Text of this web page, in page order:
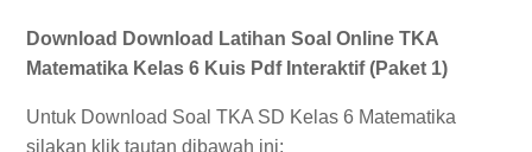
Download Download Latihan Soal Online TKA
Matematika Kelas 6 Kuis Pdf Interaktif (Paket 1)
Untuk Download Soal TKA SD Kelas 6 Matematika
silakan klik tautan dibawah ini: